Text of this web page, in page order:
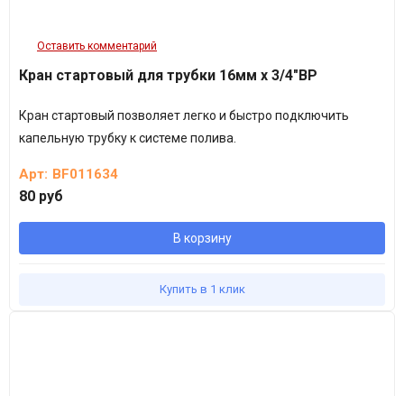
Оставить комментарий
Кран стартовый для трубки 16мм х 3/4"ВР
Кран стартовый позволяет легко и быстро подключить
капельную трубку к системе полива.
Арт: BF011634
80 руб
В корзину
Купить в 1 клик